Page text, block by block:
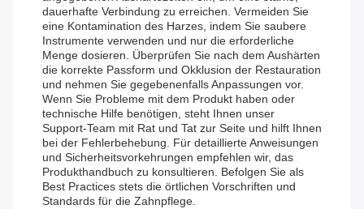
dauerhafte Verbindung zu erreichen. Vermeiden Sie
eine Kontamination des Harzes, indem Sie saubere
Instrumente verwenden und nur die erforderliche
Menge dosieren. Überprüfen Sie nach dem Aushärten
die korrekte Passform und Okklusion der Restauration
und nehmen Sie gegebenenfalls Anpassungen vor.
Wenn Sie Probleme mit dem Produkt haben oder
technische Hilfe benötigen, steht Ihnen unser
Support-Team mit Rat und Tat zur Seite und hilft Ihnen
bei der Fehlerbehebung. Für detaillierte Anweisungen
und Sicherheitsvorkehrungen empfehlen wir, das
Produkthandbuch zu konsultieren. Befolgen Sie als
Best Practices stets die örtlichen Vorschriften und
Standards für die Zahnpflege.